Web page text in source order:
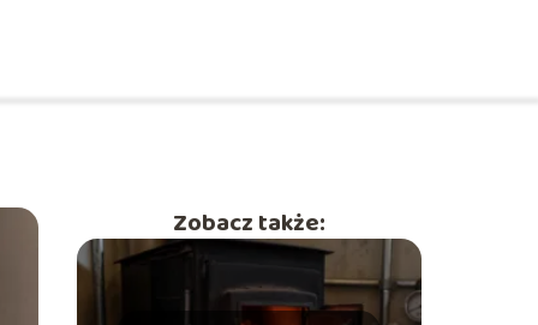
Zobacz także: